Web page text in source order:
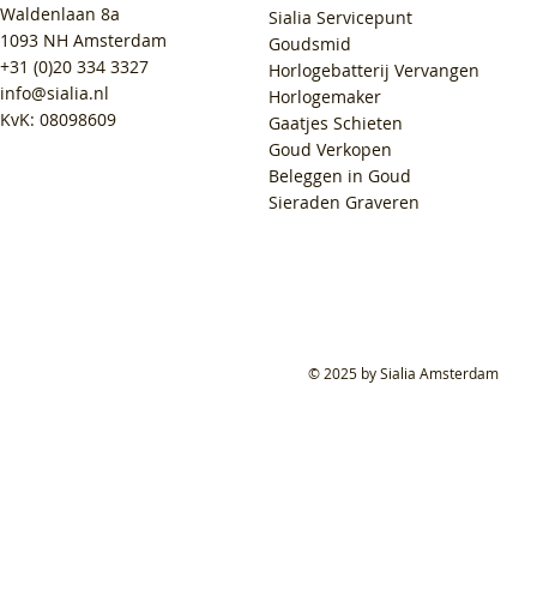
Waldenlaan 8a
1093 NH Amsterdam
+31 (0)20 334 3327
info@sialia.nl
KvK: 08098609
Sialia Servicepunt
Goudsmid
Horlogebatterij Vervangen
Horlogemaker
Gaatjes Schieten
Goud Verkopen
Beleggen in Goud
Sieraden Graveren
© 2025 by Sialia Amsterdam